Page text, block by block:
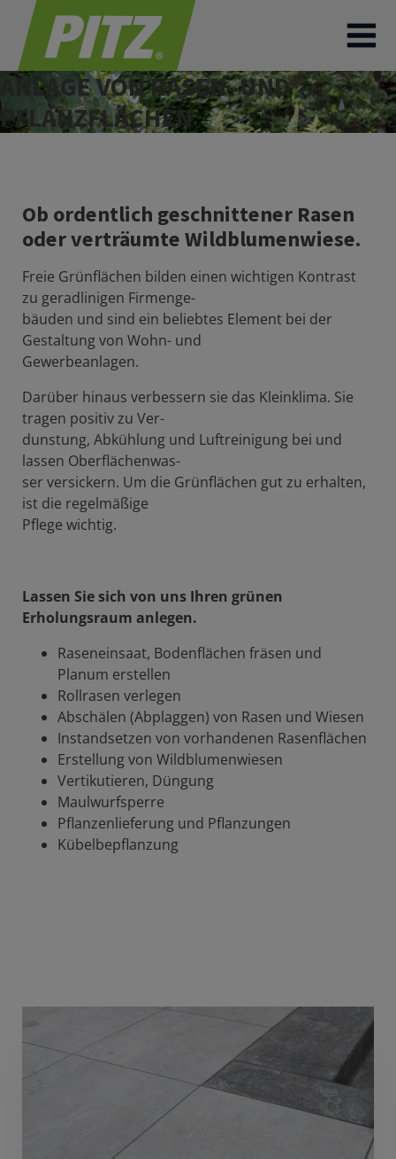
ANLAGE VON RASEN- UND
PFLANZFLÄCHEN
Ob ordentlich geschnittener Rasen
oder verträumte Wildblumenwiese.
Freie Grünflächen bilden einen wichtigen Kontrast
zu geradlinigen Firmenge-
bäuden und sind ein beliebtes Element bei der
Gestaltung von Wohn- und
Gewerbeanlagen.
Darüber hinaus verbessern sie das Kleinklima. Sie
tragen positiv zu Ver-
dunstung, Abkühlung und Luftreinigung bei und
lassen Oberflächenwas-
ser versickern. Um die Grünflächen gut zu erhalten,
ist die regelmäßige
Pflege wichtig.
Lassen Sie sich von uns Ihren grünen
Erholungsraum anlegen.
Raseneinsaat, Bodenflächen fräsen und
Planum erstellen
Rollrasen verlegen
Abschälen (Abplaggen) von Rasen und Wiesen
Instandsetzen von vorhandenen Rasenflächen
Erstellung von Wildblumenwiesen
Vertikutieren, Düngung
Maulwurfsperre
Pflanzenlieferung und Pflanzungen
Kübelbepflanzung